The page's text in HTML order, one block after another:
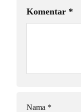
Komentar *
Nama *